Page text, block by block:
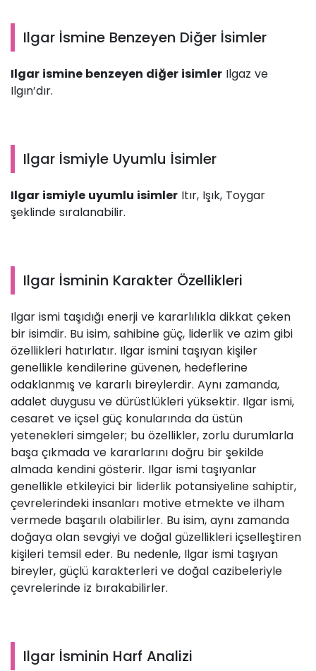
Ilgar İsmine Benzeyen Diğer İsimler
Ilgar ismine benzeyen diğer isimler Ilgaz ve
Ilgın’dır.
Ilgar İsmiyle Uyumlu İsimler
Ilgar ismiyle uyumlu isimler Itır, Işık, Toygar
şeklinde sıralanabilir.
Ilgar İsminin Karakter Özellikleri
Ilgar ismi taşıdığı enerji ve kararlılıkla dikkat çeken
bir isimdir. Bu isim, sahibine güç, liderlik ve azim gibi
özellikleri hatırlatır. Ilgar ismini taşıyan kişiler
genellikle kendilerine güvenen, hedeflerine
odaklanmış ve kararlı bireylerdir. Aynı zamanda,
adalet duygusu ve dürüstlükleri yüksektir. Ilgar ismi,
cesaret ve içsel güç konularında da üstün
yetenekleri simgeler; bu özellikler, zorlu durumlarla
başa çıkmada ve kararlarını doğru bir şekilde
almada kendini gösterir. Ilgar ismi taşıyanlar
genellikle etkileyici bir liderlik potansiyeline sahiptir,
çevrelerindeki insanları motive etmekte ve ilham
vermede başarılı olabilirler. Bu isim, aynı zamanda
doğaya olan sevgiyi ve doğal güzellikleri içselleştiren
kişileri temsil eder. Bu nedenle, Ilgar ismi taşıyan
bireyler, güçlü karakterleri ve doğal cazibeleriyle
çevrelerinde iz bırakabilirler.
Ilgar İsminin Harf Analizi